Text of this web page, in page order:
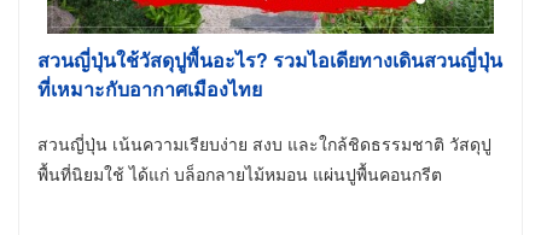
สวนญี่ปุ่นใช้วัสดุปูพื้นอะไร? รวมไอเดียทางเดินสวนญี่ปุ่น
ที่เหมาะกับอากาศเมืองไทย
สวนญี่ปุ่น เน้นความเรียบง่าย สงบ และใกล้ชิดธรรมชาติ วัสดุปู
พื้นที่นิยมใช้ ได้แก่ บล็อกลายไม้หมอน แผ่นปูพื้นคอนกรีต